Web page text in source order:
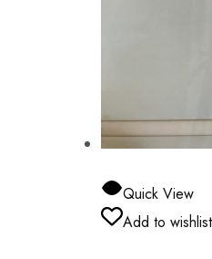
Quick View
Add to wishlist